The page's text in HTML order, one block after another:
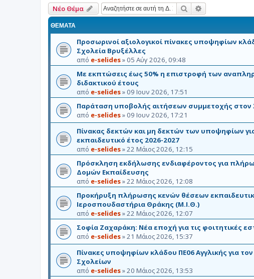
Νέο Θέμα Αναζήτηση
ΘΈΜΑΤΑ
Προσωρινοί αξιολογικοί πίνακες υποψηφίων
Σχολεία Βρυξέλλες
από e-selides» 05 Αύγ 2026, 09:48
Με εκπτώσεις έως 50% η επιστροφή των
διδακτικού έτους
από e-selides» 09 Ιουν 2026, 17:51
Παράταση υποβολής αιτήσεων συμμετοχής στον
από e-selides» 09 Ιουν 2026, 17:21
Πίνακας δεκτών και μη δεκτών των υποψηφίων
εκπαιδευτικό έτος 2026-2027
από e-selides»22 Μάιος 2026, 12:15
Πρόσκληση εκδήλωσης ενδιαφέροντος για
Δομών Εκπαίδευσης
από e-selides»22 Μάιος 2026, 12:08
Προκήρυξη πλήρωσης κενών θέσεων
Ιεροσπουδαστήρια Θράκης (Μ.Ι.Θ.)
από e-selides»22 Μάιος 2026, 12:07
Σοφία Ζαχαράκη: Νέα εποχή για τις φοιτητικές
από e-selides»21 Μάιος 2026, 15:37
Πίνακες υποψηφίων κλάδου ΠΕ06 Αγγλικής για
Σχολείων
από e-selides»20 Μάιος 2026, 13:53